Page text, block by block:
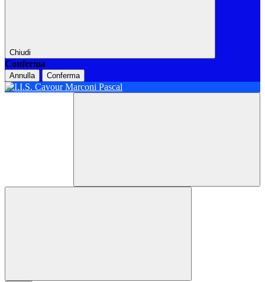
Chiudi
Conferma
Annulla Conferma